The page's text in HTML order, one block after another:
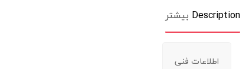
Description بیشتر
اطلاعات فنی